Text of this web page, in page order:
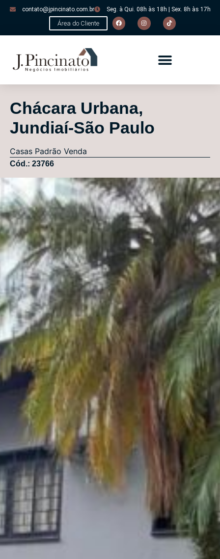
contato@jpincinato.com.br Seg. à Qui. 08h às 18h | Sex. 8h às 17h
Área do Cliente
Chácara Urbana,
Jundiaí-São Paulo
Casas Padrão Venda
Cód.: 23766